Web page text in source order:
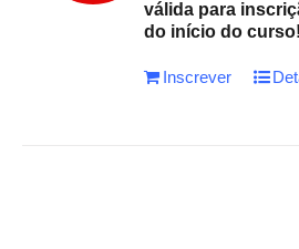
€1,200.00.
válida para
do início do curso!
Inscrever